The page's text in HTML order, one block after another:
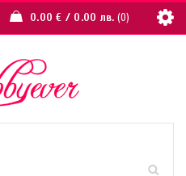
0.00€ / 0.00 лв. 0